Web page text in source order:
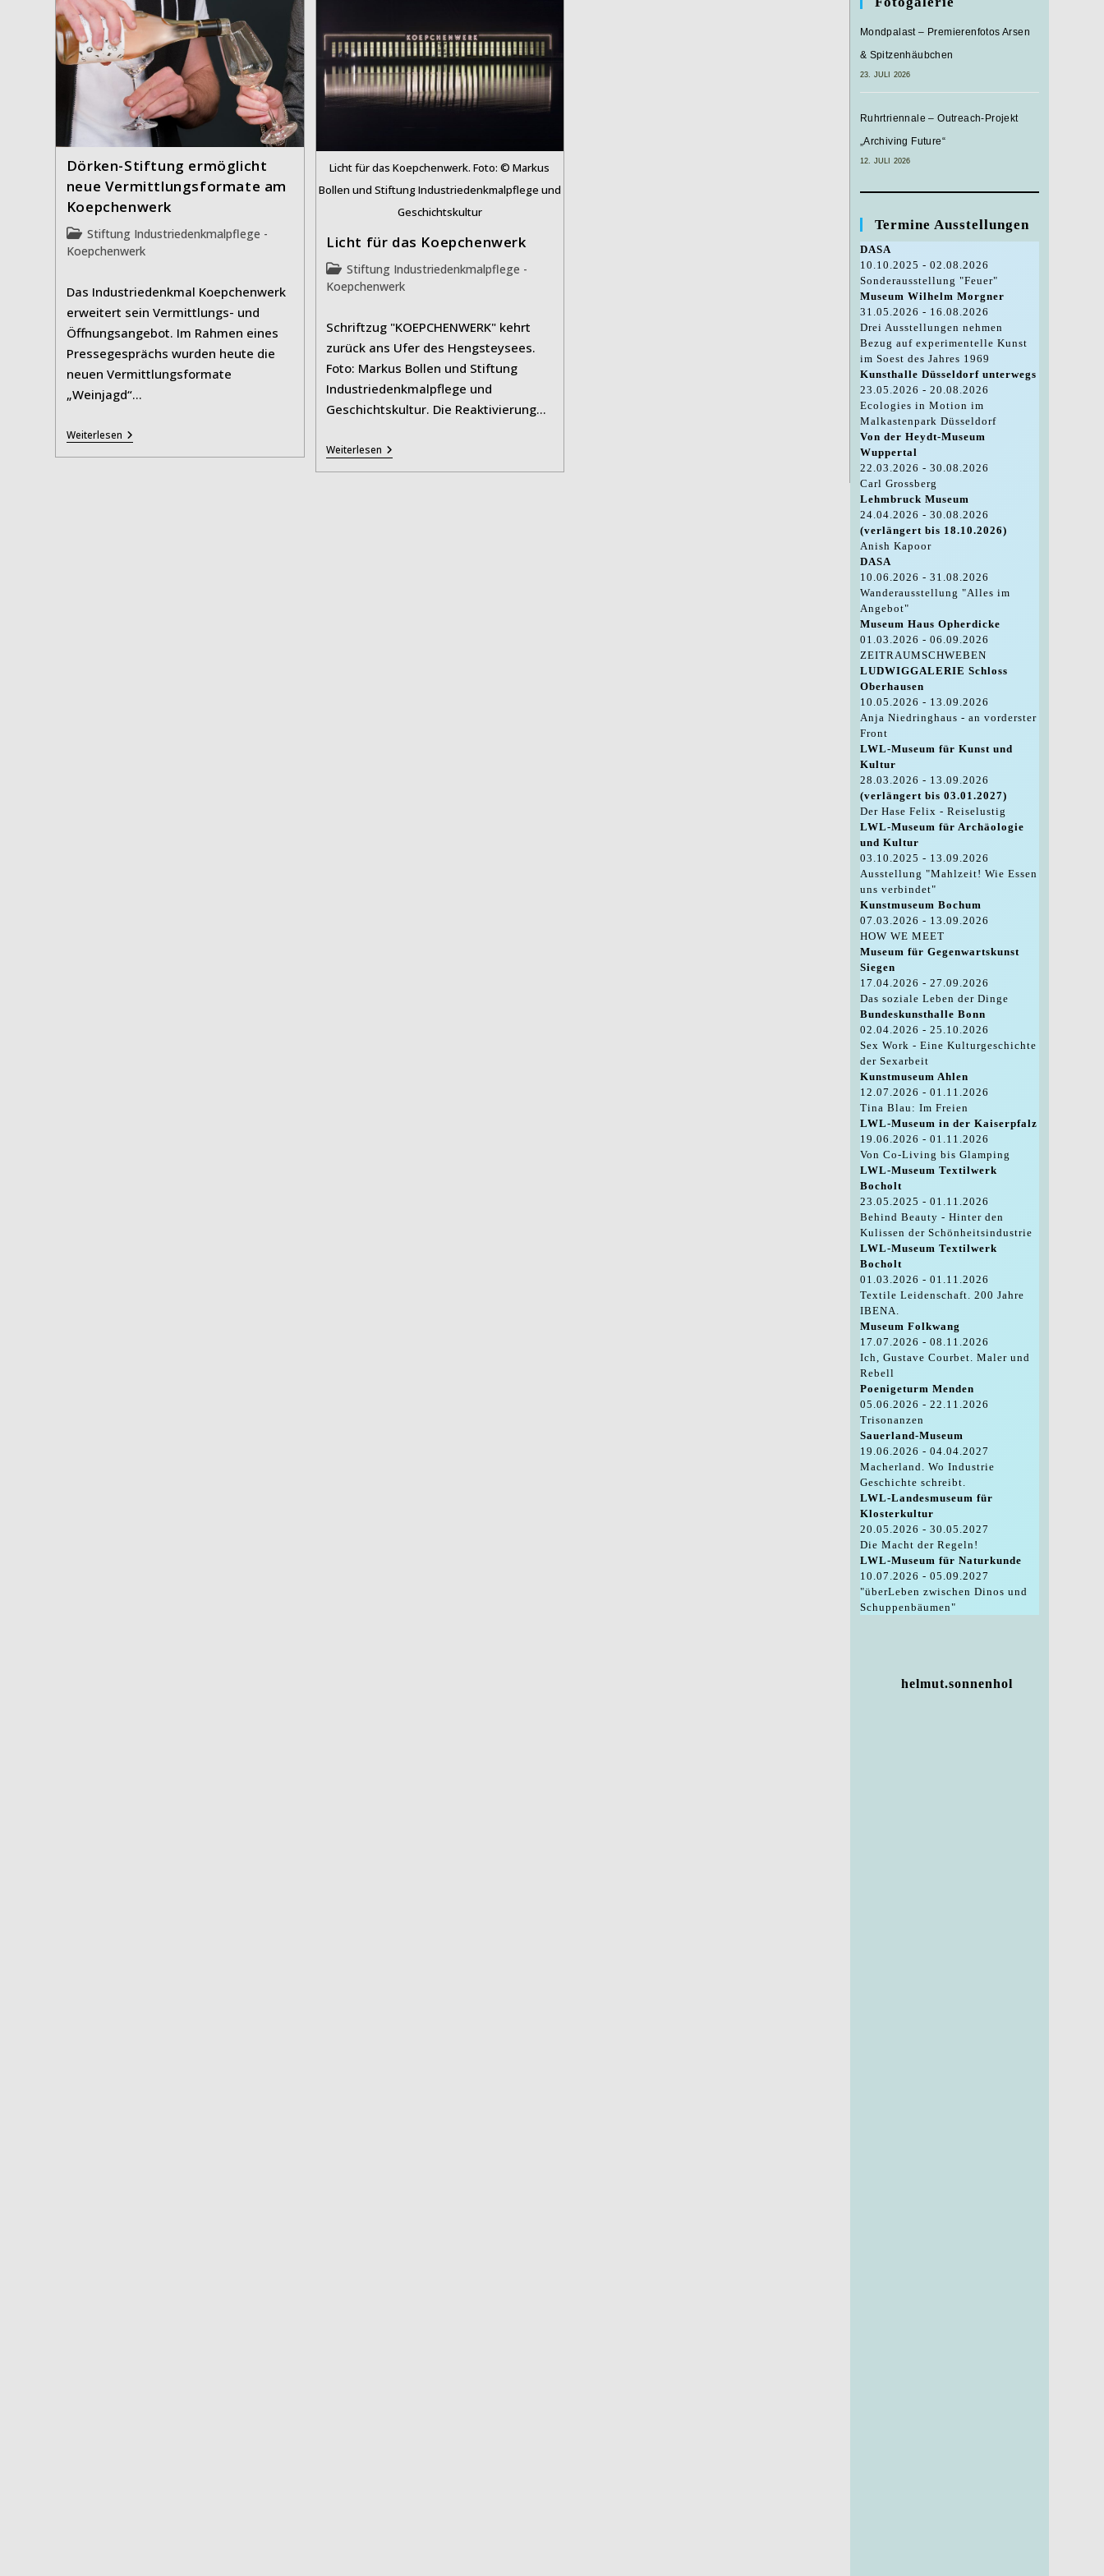
Dörken-Stiftung ermöglicht
neue Vermittlungsformate am
Koepchenwerk
Beitrags-
Kategorie:
Stiftung Industriedenkmalpflege -
Koepchenwerk
Das Industriedenkmal Koepchenwerk
erweitert sein Vermittlungs- und
Öffnungsangebot. Im Rahmen eines
Pressegesprächs wurden heute die
neuen Vermittlungsformate
„Weinjagd“…
WeiterlesenDörken-
Stiftung
Ermöglicht
Licht für das Koepchenwerk. Foto: © Markus
Bollen und Stiftung Industriedenkmalpflege und
Geschichtskultur
Licht für das Koepchenwerk
Beitrags-
Kategorie:
Stiftung Industriedenkmalpflege -
Koepchenwerk
Schriftzug "KOEPCHENWERK" kehrt
zurück ans Ufer des Hengsteysees.
Foto: Markus Bollen und Stiftung
Industriedenkmalpflege und
Geschichtskultur. Die Reaktivierung…
Weiterlesen Licht
Für
Das
Mondpalast – Premierenfotos Arsen
& Spitzenhäubchen
23. JULI 2026
Ruhrtriennale – Outreach-Projekt
„Archiving Future“
12. JULI 2026
Termine Ausstellungen
DASA
10.10.2025 - 02.08.2026
Sonderausstellung "Feuer"
Museum Wilhelm Morgner
31.05.2026 - 16.08.2026
Drei Ausstellungen nehmen
Bezug auf experimentelle Kunst
im Soest des Jahres 1969
Kunsthalle Düsseldorf unterwegs
23.05.2026 - 20.08.2026
Ecologies in Motion im
Malkastenpark Düsseldorf
Von der Heydt-Museum
Wuppertal
22.03.2026 - 30.08.2026
Carl Grossberg
Lehmbruck Museum
24.04.2026 - 30.08.2026
(verlängert bis 18.10.2026)
Anish Kapoor
DASA
10.06.2026 - 31.08.2026
Wanderausstellung "Alles im
Angebot"
Museum Haus Opherdicke
01.03.2026 - 06.09.2026
ZEITRAUMSCHWEBEN
LUDWIGGALERIE Schloss
Oberhausen
10.05.2026 - 13.09.2026
Anja Niedringhaus - an vorderster
Front
LWL-Museum für Kunst und
Kultur
28.03.2026 - 13.09.2026
(verlängert bis 03.01.2027)
Der Hase Felix - Reiselustig
LWL-Museum für Archäologie
und Kultur
03.10.2025 - 13.09.2026
Ausstellung "Mahlzeit! Wie Essen
uns verbindet"
Kunstmuseum Bochum
07.03.2026 - 13.09.2026
HOW WE MEET
Museum für Gegenwartskunst
Siegen
17.04.2026 - 27.09.2026
Das soziale Leben der Dinge
Bundeskunsthalle Bonn
02.04.2026 - 25.10.2026
Sex Work - Eine Kulturgeschichte
der Sexarbeit
Kunstmuseum Ahlen
12.07.2026 - 01.11.2026
Tina Blau: Im Freien
LWL-Museum in der Kaiserpfalz
19.06.2026 - 01.11.2026
Von Co-Living bis Glamping
LWL-Museum Textilwerk
Bocholt
23.05.2025 - 01.11.2026
Behind Beauty - Hinter den
Kulissen der Schönheitsindustrie
LWL-Museum Textilwerk
Bocholt
01.03.2026 - 01.11.2026
Textile Leidenschaft. 200 Jahre
IBENA.
Museum Folkwang
17.07.2026 - 08.11.2026
Ich, Gustave Courbet. Maler und
Rebell
Poenigeturm Menden
05.06.2026 - 22.11.2026
Trisonanzen
Sauerland-Museum
19.06.2026 - 04.04.2027
Macherland. Wo Industrie
Geschichte schreibt.
LWL-Landesmuseum für
Klosterkultur
20.05.2026 - 30.05.2027
Die Macht der Regeln!
LWL-Museum für Naturkunde
10.07.2026 - 05.09.2027
"überLeben zwischen Dinos und
Schuppenbäumen"
helmut.sonnenhol